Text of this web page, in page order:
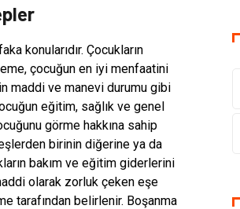
konularıdır. Çocukların
çocuğun en iyi menfaatini
maddi ve manevi durumu gibi
eğitim, sağlık ve genel
görme hakkına sahip
birinin diğerine ya da
bakım ve eğitim giderlerini
olarak zorluk çeken eşe
tarafından belirlenir. Boşanma